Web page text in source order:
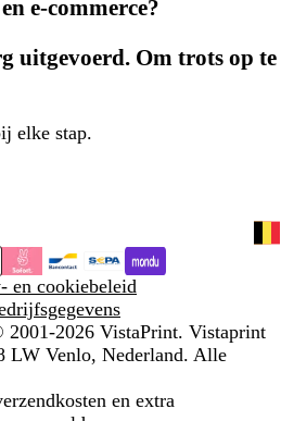
e-commerce?
uitgevoerd. Om trots op te
elke stap.
en cookiebeleid
2001-2026 VistaPrint. Vistaprint
LW Venlo, Nederland. Alle
en extra